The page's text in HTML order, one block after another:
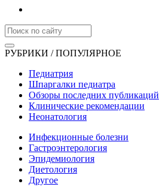
РУБРИКИ / ПОПУЛЯРНОЕ
Педиатрия
Шпаргалки педиатра
Обзоры последних публикаций
Клинические рекомендации
Неонатология
Инфекционные болезни
Гастроэнтерология
Эпидемиология
Диетология
Другое